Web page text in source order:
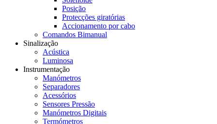
Posição
Protecções giratórias
Accionamento por cabo
Comandos Bimanual
Sinalização
Acústica
Luminosa
Instrumentação
Manómetros
Separadores
Acessórios
Sensores Pressão
Manómetros Digitais
Termómetros